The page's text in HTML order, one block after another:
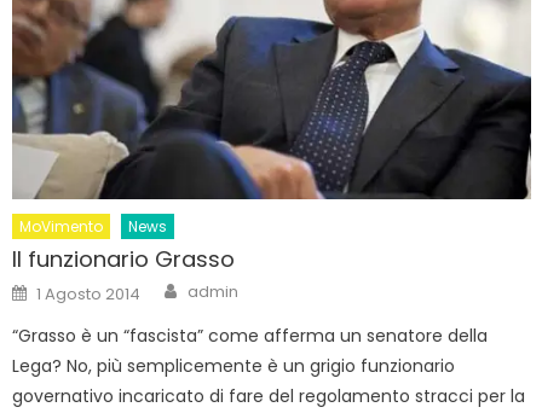
MoVimento News
Il funzionario Grasso
Posted
on
1 Agosto 2014 Author
admin
“Grasso è un “fascista” come afferma un senatore della
Lega? No, più semplicemente è un grigio funzionario
governativo incaricato di fare del regolamento stracci per la